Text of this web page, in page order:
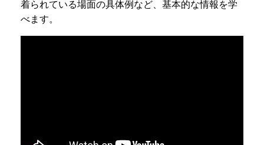
着られている場面の具体例など、基本的な情報を学
べます。